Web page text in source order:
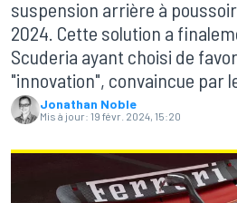
suspension arrière à
2024. Cette solution a
Scuderia ayant choisi de
"innovation", convaincue par
Jonathan Noble
Mis à jour: 19 févr. 2024, 15:20